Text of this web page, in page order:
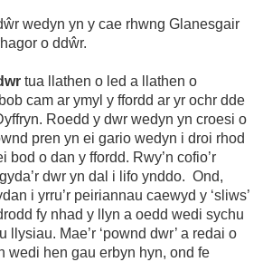
wedyn yn y cae rhwng Glanesgair
o ddŵr.
tua llathen o led a llathen o
cam ar ymyl y ffordd ar yr ochr dde
Roedd y dwr wedyn yn croesi o
pren yn ei gario wedyn i droi rhod
bod o dan y ffordd. Rwy’n cofio’r
dwr yn dal i lifo ynddo. Ond,
i yrru’r peiriannau caewyd y ‘sliws’
fy nhad y llyn a oedd wedi sychu
llysiau. Mae’r ‘pownd dwr’ a redai o
wedi hen gau erbyn hyn, ond fe